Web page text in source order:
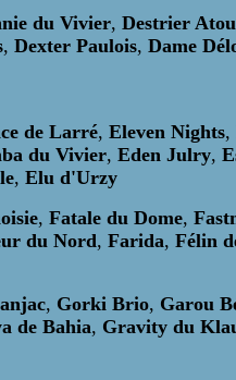
du Vivier, Destrier
, Dexter Paulois, Dame
de Larré, Eleven Nights,
du Vivier, Eden Julry,
, Elu d'Urzy
, Fatale du Dome,
du Nord, Farida, Félin
, Gorki Brio, Garou
de Bahia, Gravity du